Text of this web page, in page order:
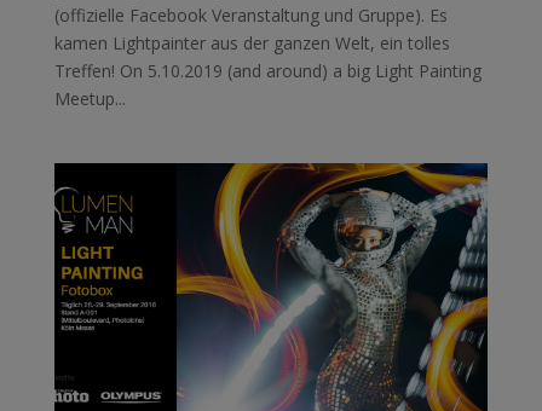
(offizielle Facebook Veranstaltung und Gruppe). Es
kamen Lightpainter aus der ganzen Welt, ein tolles
Treffen! On 5.10.2019 (and around) a big Light Painting
Meetup...